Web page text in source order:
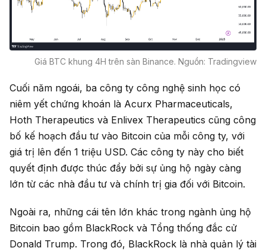
Giá BTC khung 4H trên sàn Binance. Nguồn: Tradingview
Cuối năm ngoái, ba công ty công nghệ sinh học có
niêm yết chứng khoán là Acurx Pharmaceuticals,
Hoth Therapeutics và Enlivex Therapeutics cũng công
bố kế hoạch đầu tư vào Bitcoin của mỗi công ty, với
giá trị lên đến 1 triệu USD. Các công ty này cho biết
quyết định được thúc đẩy bởi sự ủng hộ ngày càng
lớn từ các nhà đầu tư và chính trị gia đối với Bitcoin.
Ngoài ra, những cái tên lớn khác trong ngành ủng hộ
Bitcoin bao gồm BlackRock và Tổng thống đắc cử
Donald Trump. Trong đó, BlackRock là nhà quản lý tài